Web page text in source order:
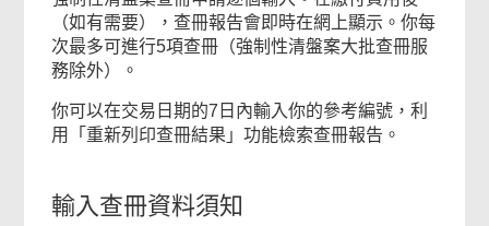
（如有需要），查冊報告會即時在網上顯示。你每
次最多可進行5項查冊（強制性清盤案大批查冊服
務除外）。
你可以在交易日期的7日內輸入你的參考編號，利
用「重新列印查冊結果」功能檢索查冊報告。
輸入查冊資料須知